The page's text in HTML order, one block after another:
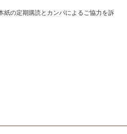
紙の定期購読とカンパによるご協力を訴